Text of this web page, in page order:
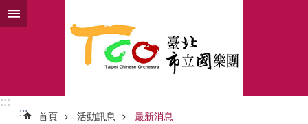
跳到主要內容區塊
:::
::: 首頁 活動訊息 最新消息